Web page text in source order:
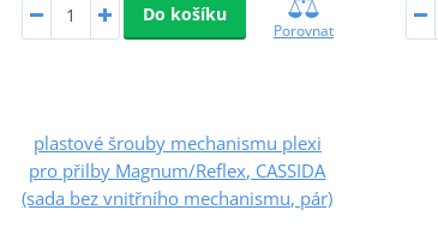
Do košíku
Porovnat
plastové šrouby mechanismu plexi
pro přilby Magnum/Reflex, CASSIDA
(sada bez vnitřního mechanismu, pár)